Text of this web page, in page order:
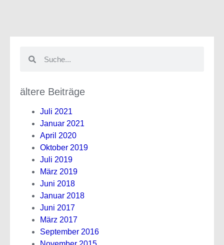
ältere Beiträge
Juli 2021
Januar 2021
April 2020
Oktober 2019
Juli 2019
März 2019
Juni 2018
Januar 2018
Juni 2017
März 2017
September 2016